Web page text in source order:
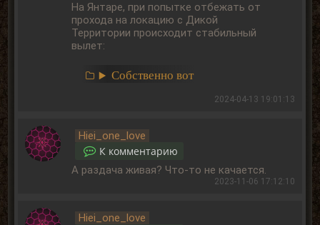
На Янтаре, при попытке отбежать от
прохода на локацию с Дикой
Территории происходит стабильный
вылет:
Собственно вот
2024-04-13 19:01:13
Hiei_one_love
К комментарию
А раздача живая? Что-то не качается.
2023-11-06 17:12:10
Hiei_one_love